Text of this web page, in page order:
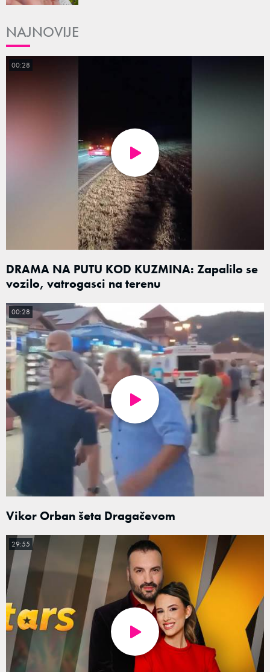
NAJNOVIJE
DRAMA NA PUTU KOD KUZMINA: Zapalilo se
vozilo, vatrogasci na terenu
00:28
Vikor Orban šeta Dragačevom
00:28
29:55